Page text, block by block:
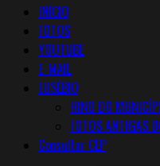
INÍCIO
FOTOS
YOUTUBE
E-MAIL
EUSÉBIO
HINO DO
FOTOS ANTIGAS
Consultar CEP